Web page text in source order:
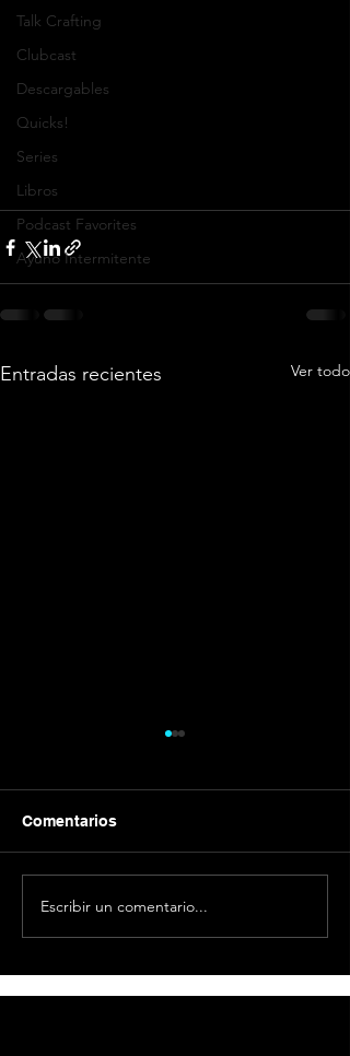
Talk Crafting
Clubcast
Descargables
Quicks!
Series
Libros
Podcast Favorites
Ayuno Intermitente
Entradas recientes Ver todo
Galvánica
Comentarios
Escribir un comentario...